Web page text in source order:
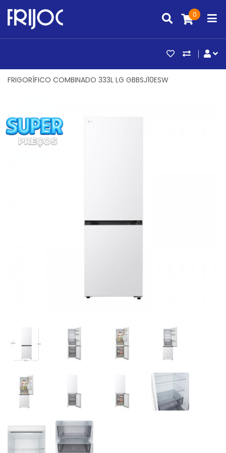
0
ARTIGOS
FRIGORÍFICO COMBINADO 333L LG GBBSJ10ESW